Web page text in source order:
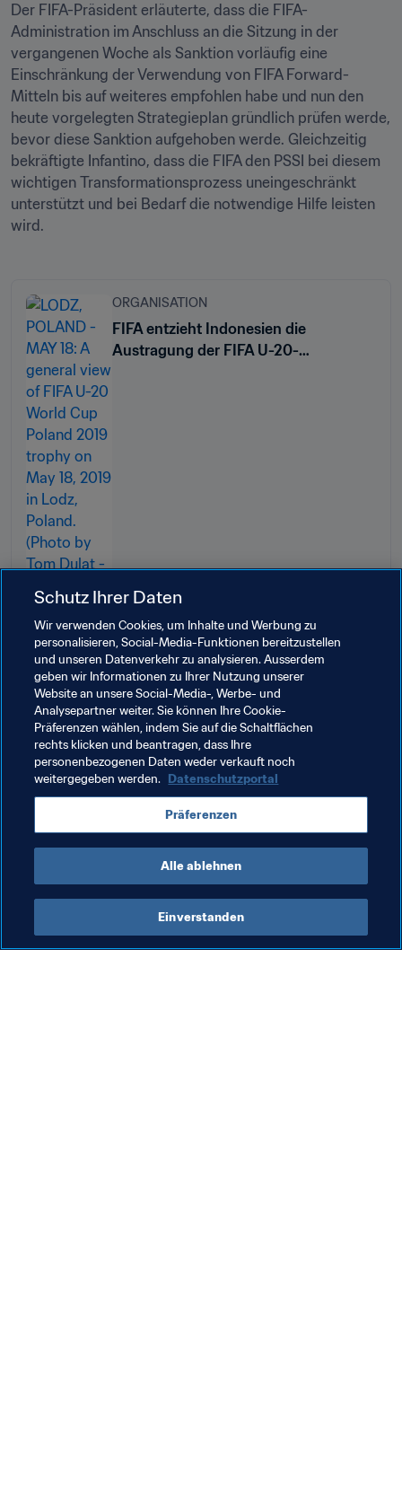
Der FIFA-Präsident erläuterte, dass die FIFA-
Administration im Anschluss an die Sitzung in der
vergangenen Woche als Sanktion vorläufig eine
Einschränkung der Verwendung von FIFA Forward-
Mitteln bis auf weiteres empfohlen habe und nun den
heute vorgelegten Strategieplan gründlich prüfen werde,
bevor diese Sanktion aufgehoben werde. Gleichzeitig
bekräftigte Infantino, dass die FIFA den PSSI bei diesem
wichtigen Transformationsprozess uneingeschränkt
unterstützt und bei Bedarf die notwendige Hilfe leisten
wird.
ORGANISATION
FIFA entzieht Indonesien die
Austragung der FIFA U-20-
Verwandte Themen
FIFA-Präsident Mitgliedsverbände
Organisation Organisation Indonesia
AFC
Schutz Ihrer Daten
Wir verwenden Cookies, um Inhalte und Werbung zu
personalisieren, Social-Media-Funktionen bereitzustellen
und unseren Datenverkehr zu analysieren. Ausserdem
geben wir Informationen zu Ihrer Nutzung unserer
Website an unsere Social-Media-, Werbe- und
Analysepartner weiter. Sie können Ihre Cookie-
Präferenzen wählen, indem Sie auf die Schaltflächen
rechts klicken und beantragen, dass Ihre
personenbezogenen Daten weder verkauft noch
weitergegeben werden. Datenschutzportal
Präferenzen
Alle ablehnen
Einverstanden